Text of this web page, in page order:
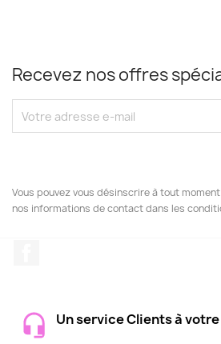
Recevez nos offres
Vous pouvez vous désinscrire à tout
nos informations de contact dans les
Un service Clients à